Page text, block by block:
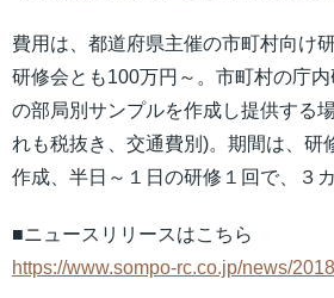
費用は、都道府県主催の市町村向け
研修会とも100万円～。市町村の庁
の部局別サンプルを作成し提供する
れも税抜き、交通費別)。期間は、研
作成、半日～１日の研修１回で、３
■ニュースリリースはこちら
https://www.sompo-rc.co.jp/news/